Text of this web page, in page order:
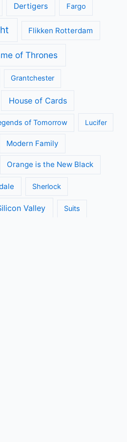
Dertigers Fargo
Flikken Rotterdam
of Thrones
Grantchester
House of Cards
of Tomorrow Lucifer
Modern Family
Orange is the New Black
Sherlock
Valley Suits